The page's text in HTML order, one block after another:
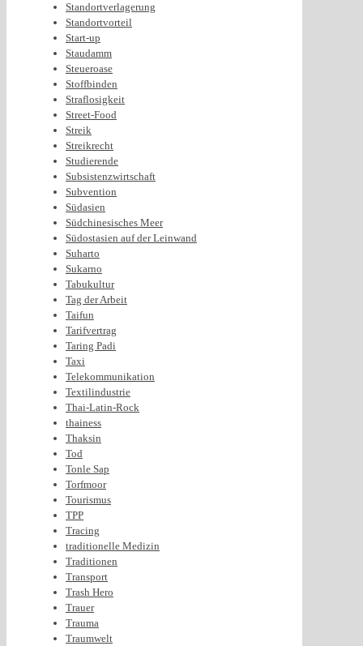
Standortverlagerung
Standortvorteil
Start-up
Staudamm
Steueroase
Stoffbinden
Straflosigkeit
Street-Food
Streik
Streikrecht
Studierende
Subsistenzwirtschaft
Subvention
Südasien
Südchinesisches Meer
Südostasien auf der Leinwand
Suharto
Sukarno
Tabukultur
Tag der Arbeit
Taifun
Tarifvertrag
Taring Padi
Taxi
Telekommunikation
Textilindustrie
Thai-Latin-Rock
thainess
Thaksin
Tod
Tonle Sap
Torfmoor
Tourismus
TPP
Tracing
traditionelle Medizin
Traditionen
Transport
Trash Hero
Trauer
Trauma
Traumwelt